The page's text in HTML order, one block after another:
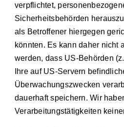
verpflichtet,
Sicherheitsbehörden
als Betroffener hiergegen
könnten. Es kann daher nicht
werden, dass US-Behörden
Ihre auf US-Servern
Überwachungszwecken
dauerhaft speichern. Wir
Verarbeitungstätigkeiten